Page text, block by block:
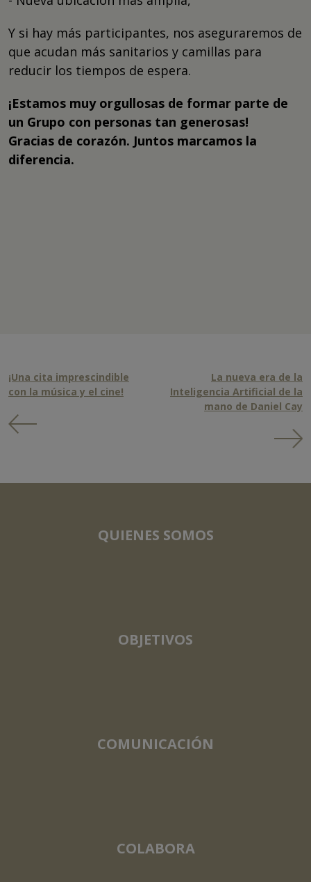
Y si hay más participantes, nos aseguraremos de
que acudan más sanitarios y camillas para
reducir los tiempos de espera.
¡Estamos muy orgullosas de formar parte de
un Grupo con personas tan generosas!
Gracias de corazón. Juntos marcamos la
diferencia.
¡Una cita imprescindible
con la música y el cine!
La nueva era de la
Inteligencia Artificial de la
mano de Daniel Cay
QUIENES SOMOS
OBJETIVOS
COMUNICACIÓN
COLABORA